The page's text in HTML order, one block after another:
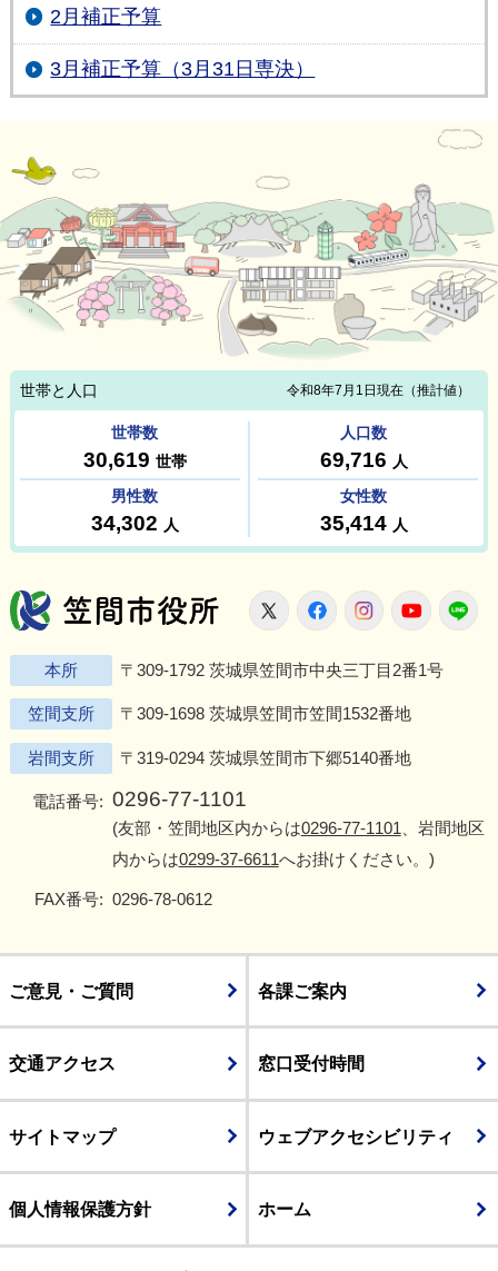
2月補正予算
3月補正予算（3月31日専決）
笠間市役所
X FacebookInstagram
本所 〒309-1792 茨城県笠間市中央三丁目2番1号
笠間支所 〒309-1698 茨城県笠間市笠間1532番地
岩間支所 〒319-0294 茨城県笠間市下郷5140番地
電話番号: 0296-77-1101
(友部・笠間地区内からは0296-77-1101 、岩間地区
内からは0299-37-6611へお掛けください。)
FAX番号: 0296-78-0612
ご意見・ご質問 各課ご案内
交通アクセス 窓口受付時間
サイトマップ ウェブアクセシビリティ
個人情報保護方針 ホーム